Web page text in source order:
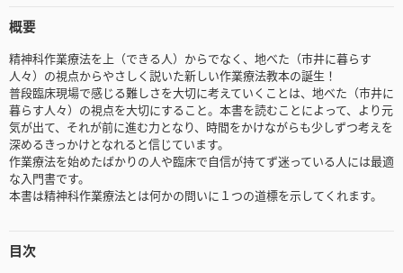
概要
精神科作業療法を上（できる人）からでなく、地べた（市井に暮らす
人々）の視点からやさしく説いた新しい作業療法教本の誕生！
普段臨床現場で感じる難しさを大切に考えていくことは、地べた（市井に
暮らす人々）の視点を大切にすること。本書を読むことによって、より元
気が出て、それが前に進む力となり、時間をかけながらも少しずつ考えを
深めるきっかけとなれると信じています。
作業療法を始めたばかりの人や臨床で自信が持てず迷っている人には最適
な入門書です。
本書は精神科作業療法とは何かの問いに１つの道標を示してくれます。
目次